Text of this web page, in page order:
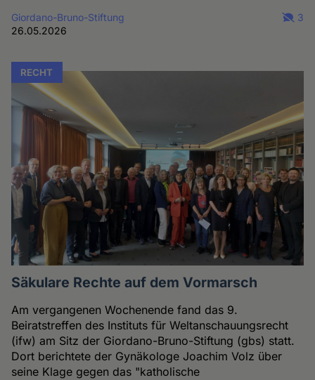
Giordano-Bruno-Stiftung
26.05.2026
3
RECHT
Säkulare Rechte auf dem Vormarsch
Am vergangenen Wochenende fand das 9.
Beiratstreffen des Instituts für Weltanschauungsrecht
(ifw) am Sitz der Giordano-Bruno-Stiftung (gbs) statt.
Dort berichtete der Gynäkologe Joachim Volz über
seine Klage gegen das "katholische